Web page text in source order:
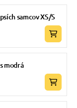
samcov XS/S
modrá